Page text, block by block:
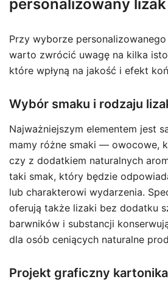
personalizowany
Przy wyborze
warto zwrócić uwagę na kilka
które wpłyną na jakość i efekt
Wybór smaku i rodzaju
Najważniejszym elementem jest
mamy różne smaki — owocowe,
czy z dodatkiem naturalnych
taki smak, który będzie
lub charakterowi wydarzenia.
oferują także lizaki bez dodatku
barwników i substancji
dla osób ceniących naturalne
Projekt graficzny kartonika